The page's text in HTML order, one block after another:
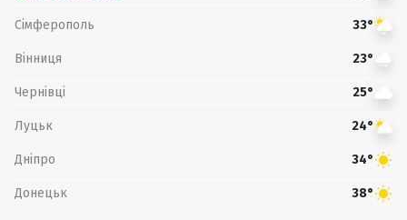
Сімферополь 33°
Вінниця 23°
Чернівці 25°
Луцьк 24°
Дніпро 34°
Донецьк 38°